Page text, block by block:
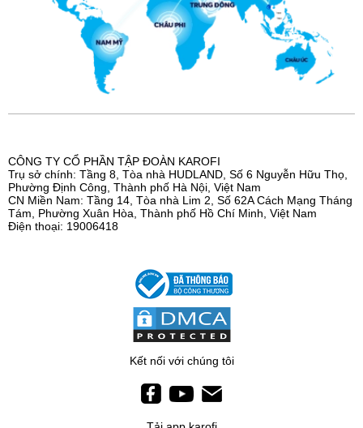
CÔNG TY CỔ PHẦN TẬP ĐOÀN KAROFI
Trụ sở chính: Tầng 8, Tòa nhà HUDLAND, Số 6 Nguyễn Hữu Thọ,
Phường Định Công, Thành phố Hà Nội, Việt Nam
CN Miền Nam: Tầng 14, Tòa nhà Lim 2, Số 62A Cách Mạng Tháng
Tám, Phường Xuân Hòa, Thành phố Hồ Chí Minh, Việt Nam
Điện thoại: 19006418
Kết nối với chúng tôi